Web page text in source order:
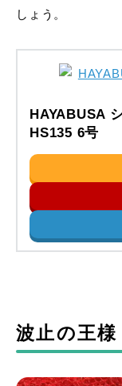
しょう。
HAYABUSA
HS135 6号
波止の王様